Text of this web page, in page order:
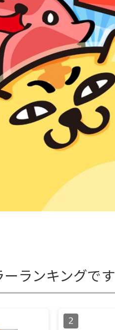
ランキングです